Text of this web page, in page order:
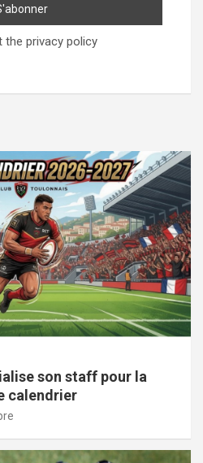
privacy policy
son staff pour la
calendrier